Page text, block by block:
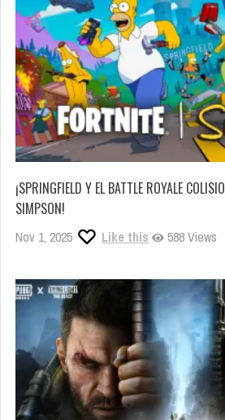
¡SPRINGFIELD Y EL BATTLE ROYALE
SIMPSON!
Nov 1, 2025 Like this 588 Views